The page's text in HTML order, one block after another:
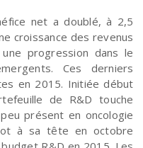
net a doublé, à 2,5
croissance des revenus
progression dans le
Ces derniers
en 2015. Initiée début
de R&D touche
présent en oncologie
à sa tête en octobre